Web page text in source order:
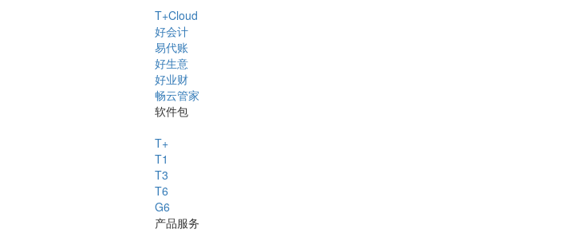
T+Cloud
好会计
易代账
好生意
好业财
畅云管家
软件包
T+
T1
T3
T6
G6
产品服务